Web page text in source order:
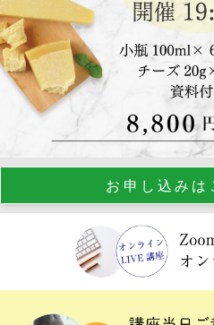
お申し込みは